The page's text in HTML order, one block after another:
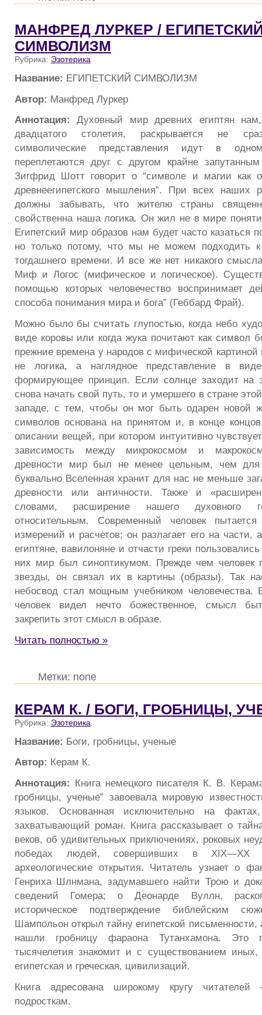
МАНФРЕД ЛУРКЕР /
СИМВОЛИЗМ
Рубрика: Эзотерика
Название: ЕГИПЕТСКИЙ СИМВОЛИЗМ
Автор: Манфред Луркер
Аннотация: Духовный мир древних египтян
двадцатого столетия, раскрывается не
символические представления идут в
переплетаются друг с другом крайне
Зигфрид Шотт говорит о “символе и магии как
древнеегипетского мышления”. При всех наших
должны забывать, что жителю страны
свойственна наша логика. Он жил не в мире
Египетский мир образов нам будет часто казаться
но только потому, что мы не можем подходить
тогдашнего времени. И все же нет никакого смысла
Миф и Логос (мифическое и логическое).
помощью которых человечество воспринимает
способа понимания мира и бога” (Геббард Фрай).
Можно было бы считать глупостью, когда небо
виде коровы или когда жука почитают как символ
прежние времена у народов с мифической картиной
не логика, а наглядное представление в
формирующее принцип. Если солнце заходит на
снова начать свой путь, то и умершего в стране
западе, с тем, чтобы он мог быть одарен новой
символов основана на принятом и, в конце
описании вещей, при котором интуитивно
зависимость между микрокосмом и
древности мир был не менее цельным, чем
буквально Вселенная хранит для нас не меньше
древности или античности. Также и
словами, расширение нашего духовного
относительным. Современный человек
измерений и расчетов; он разлагает его на части,
египтяне, вавилоняне и отчасти греки
них мир был синоптикумом. Прежде чем человек
звезды, он связал их в картины (образы). Так
небосвод стал мощным учебником человечества.
человек видел нечто божественное, смысл
закрепить этот смысл в образе.
Читать полностью »
Метки: none
КЕРАМ К. / БОГИ, ГРОБНИЦЫ,
Рубрика: Эзотерика
Название: Боги, гробницы, ученые
Автор: Керам К.
Аннотация: Книга немецкого писателя К. В.
гробницы, ученые” завоевала мировую
языков. Основанная исключительно на
захватывающий роман. Книга рассказывает о
веков, об удивительных приключениях, роковых
победах людей, совершивших в XIX—XX
археологические открытия. Читатель узнает о
Генриха Шлнмана, задумавшего найти Трою и
сведений Гомера; о Деонарде Вуллн,
историческое подтверждение библейским
Шампольон открыл тайну египетской письменности,
нашли гробницу фараона Тутанхамона. Это
тысячелетия знакомит и с существованием
египетская и греческая, цивилизаций.
Книга адресована широкому кругу
подросткам.